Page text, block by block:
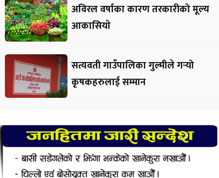
अविरल वर्षाका कारण तरकारीको मूल्य
आकासियाे
सत्यवती गाउँपालिका गुल्मीले गर्‍यो
कृषकहरुलाई सम्मान